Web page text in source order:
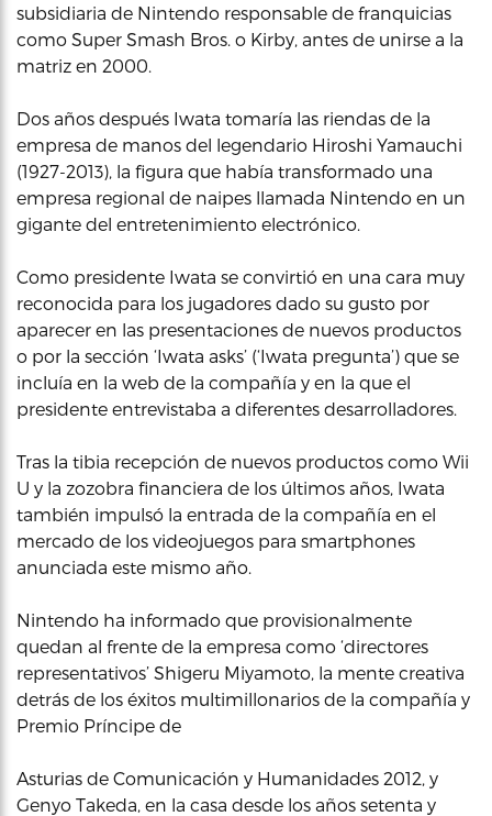
subsidiaria de Nintendo responsable de franquicias
como Super Smash Bros. o Kirby, antes de unirse a la
matriz en 2000.
Dos años después Iwata tomaría las riendas de la
empresa de manos del legendario Hiroshi Yamauchi
(1927-2013), la figura que había transformado una
empresa regional de naipes llamada Nintendo en un
gigante del entretenimiento electrónico.
Como presidente Iwata se convirtió en una cara muy
reconocida para los jugadores dado su gusto por
aparecer en las presentaciones de nuevos productos
o por la sección ‘Iwata asks’ (‘Iwata pregunta’) que se
incluía en la web de la compañía y en la que el
presidente entrevistaba a diferentes desarrolladores.
Tras la tibia recepción de nuevos productos como Wii
U y la zozobra financiera de los últimos años, Iwata
también impulsó la entrada de la compañía en el
mercado de los videojuegos para smartphones
anunciada este mismo año.
Nintendo ha informado que provisionalmente
quedan al frente de la empresa como ‘directores
representativos’ Shigeru Miyamoto, la mente creativa
detrás de los éxitos multimillonarios de la compañía y
Premio Príncipe de
Asturias de Comunicación y Humanidades 2012, y
Genyo Takeda, en la casa desde los años setenta y